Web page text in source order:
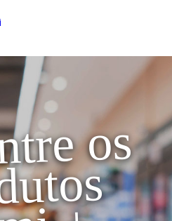
os